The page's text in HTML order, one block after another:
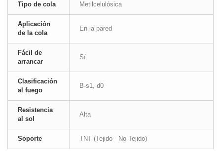
Tipo de cola Metilcelulósica
Aplicación
de la cola
En la pared
Fácil de
arrancar
Sí
Clasificación
al fuego
B-s1, d0
Resistencia
al sol
Alta
Soporte TNT (Tejido - No Tejido)